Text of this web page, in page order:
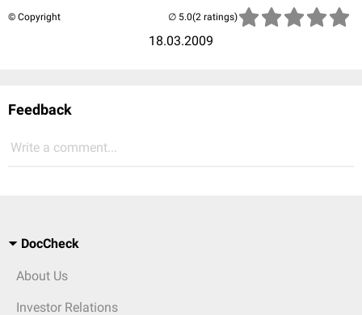
© Copyright
18.03.2009
(2 ratings)
Feedback
Write a comment...
DocCheck
About Us
Investor Relations